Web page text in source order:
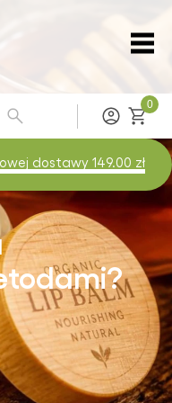
0
dostawy 149.00 zł